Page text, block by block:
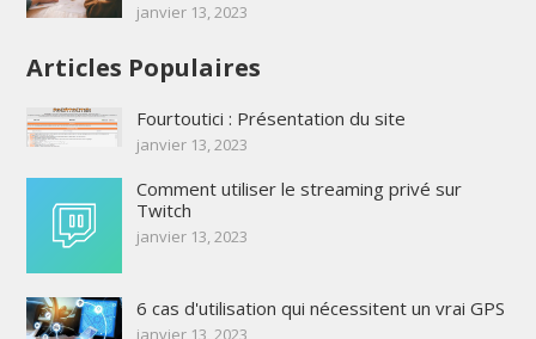
janvier 13, 2023
Articles Populaires
Fourtoutici : Présentation du site
janvier 13, 2023
Comment utiliser le streaming privé sur
Twitch
janvier 13, 2023
6 cas d'utilisation qui nécessitent un vrai GPS
janvier 13, 2023